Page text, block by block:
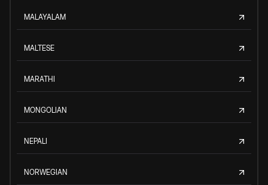
MALAYALAM
MALTESE
MARATHI
MONGOLIAN
NEPALI
NORWEGIAN